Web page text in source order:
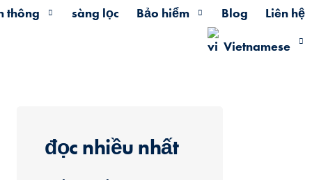
thông sàng lọc Bảo hiểm Blog Liên hệ
Vietnamese
đọc nhiều nhất